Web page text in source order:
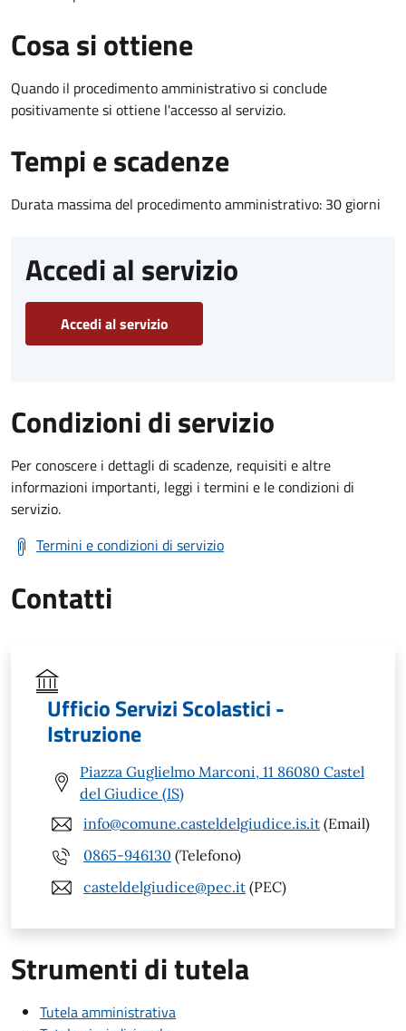
Cosa si ottiene
Quando il procedimento amministrativo si conclude
positivamente si ottiene l'accesso al servizio.
Tempi e scadenze
Durata massima del procedimento amministrativo: 30 giorni
Accedi al servizio
Accedi al servizio
Condizioni di servizio
Per conoscere i dettagli di scadenze, requisiti e altre
informazioni importanti, leggi i termini e le condizioni di
servizio.
Termini e condizioni di servizio
Contatti
Ufficio Servizi Scolastici -
Istruzione
Piazza Guglielmo Marconi, 11 86080 Castel
del Giudice (IS)
info@comune.casteldelgiudice.is.it (Email)
0865-946130 (Telefono)
casteldelgiudice@pec.it (PEC)
Strumenti di tutela
Tutela amministrativa